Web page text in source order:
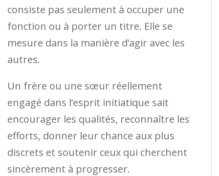
consiste pas seulement à occuper une
fonction ou à porter un titre. Elle se
mesure dans la manière d’agir avec les
autres.
Un frère ou une sœur réellement
engagé dans l’esprit initiatique sait
encourager les qualités, reconnaître les
efforts, donner leur chance aux plus
discrets et soutenir ceux qui cherchent
sincèrement à progresser.